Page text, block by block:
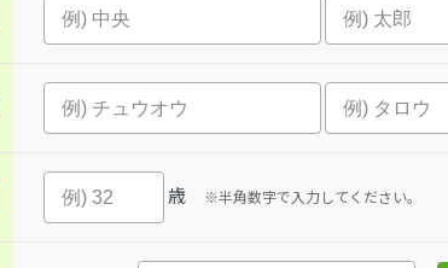
歳 ※半角数字で入力してください。